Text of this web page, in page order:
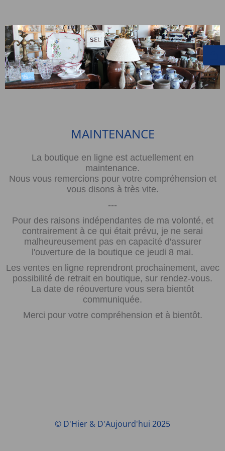
MAINTENANCE
La boutique en ligne est actuellement en
maintenance.
Nous vous remercions pour votre compréhension et
vous disons à très vite.
---
Pour des raisons indépendantes de ma volonté, et
contrairement à ce qui était prévu, je ne serai
malheureusement pas en capacité d'assurer
l'ouverture de la boutique ce jeudi 8 mai.
Les ventes en ligne reprendront prochainement, avec
possibilité de retrait en boutique, sur rendez-vous.
La date de réouverture vous sera bientôt
communiquée.
Merci pour votre compréhension et à bientôt.
© D'Hier & D'Aujourd'hui 2025